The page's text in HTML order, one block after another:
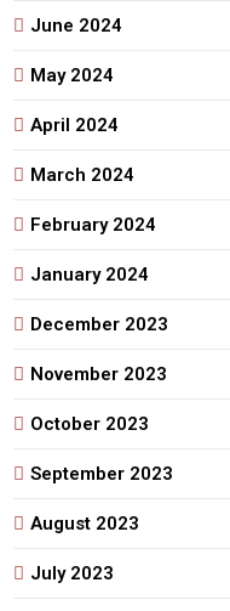
June 2024
May 2024
April 2024
March 2024
February 2024
January 2024
December 2023
November 2023
October 2023
September 2023
August 2023
July 2023